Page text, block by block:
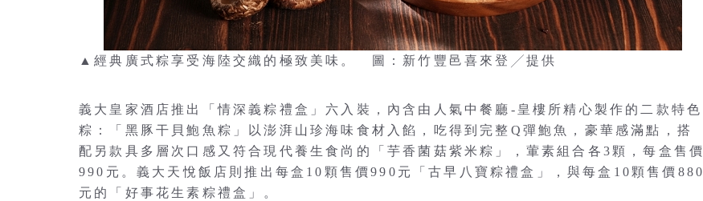
▲經典廣式粽享受海陸交織的極致美味。 圖：新竹豐邑喜來登╱提供
義大皇家酒店推出「情深義粽禮盒」六入裝，內含由人氣中餐廳-皇樓所精心製作的二款特色
粽：「黑豚干貝鮑魚粽」以澎湃山珍海味食材入餡，吃得到完整Q彈鮑魚，豪華感滿點，搭
配另款具多層次口感又符合現代養生食尚的「芋香菌菇紫米粽」，葷素組合各3顆，每盒售價
990元。義大天悅飯店則推出每盒10顆售價990元「古早八寶粽禮盒」，與每盒10顆售價880
元的「好事花生素粽禮盒」。